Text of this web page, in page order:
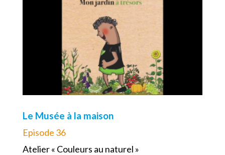
Le Musée à la maison
Episode 36
Atelier « Couleurs au naturel »